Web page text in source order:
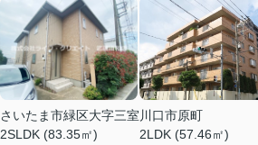
さいたま市緑区大字三室
2SLDK (83.35㎡)
川口市原町
2LDK (57.46㎡)